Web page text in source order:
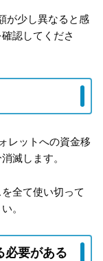
が少し異なると感
認してくださ
レットへの資金移
滅します。
全て使い切って
。
必要がある